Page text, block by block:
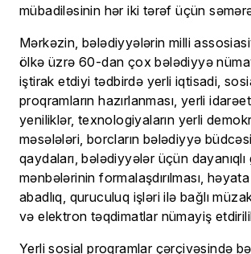
mübadiləsinin hər iki tərəf üçün
Mərkəzin, bələdiyyələrin milli
ölkə üzrə 60-dan çox bələdiyyə
iştirak etdiyi tədbirdə yerli iqtisadi,
proqramların hazırlanması, yerli
yeniliklər, texnologiyaların yerli
məsələləri, borcların bələdiyyə
qaydaları, bələdiyyələr üçün dayanıqlı
mənbələrinin formalaşdırılması,
abadlıq, quruculuq işləri ilə bağlı
və elektron təqdimatlar nümayiş
Yerli sosial proqramlar çərçivəsində